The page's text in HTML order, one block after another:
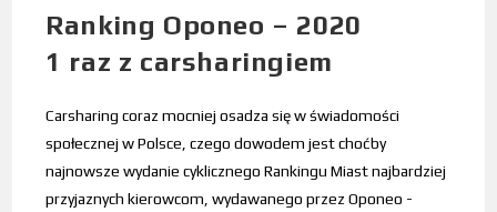
Ranking Oponeo – 2020
1 raz z carsharingiem
Carsharing coraz mocniej osadza się w świadomości
społecznej w Polsce, czego dowodem jest choćby
najnowsze wydanie cyklicznego Rankingu Miast najbardziej
przyjaznych kierowcom, wydawanego przez Oponeo -